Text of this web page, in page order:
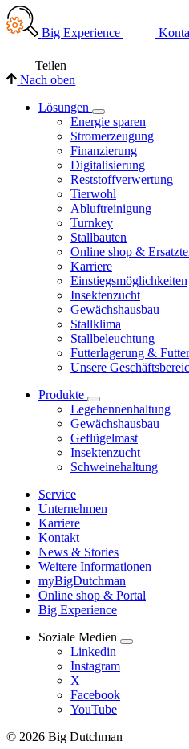
Big Experience
Teilen
Nach oben
Lösungen
Energie sparen
Stromerzeugung
Finanzierung
Digitalisierung
Reststoffverwertung
Tierwohl
Abluftreinigung
Turnkey
Stallbauten
Online shop &
Karriere
Einstiegsmöglichkeiten
Insektenzucht
Gewächshausbau
Stallklima
Stallbeleuchtung
Futterlagerung &
Unsere
Produkte
Legehennenhaltung
Gewächshausbau
Geflügelmast
Insektenzucht
Schweinehaltung
Service
Unternehmen
Karriere
Kontakt
News & Stories
Weitere Informationen
myBigDutchman
Online shop & Portal
Big Experience
Soziale Medien
Linkedin
Instagram
X
Facebook
YouTube
© 2026 Big Dutchman